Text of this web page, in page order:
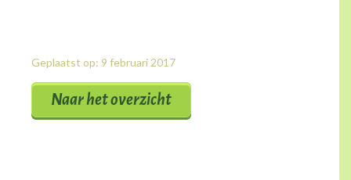
Geplaatst op: 9 februari 2017
Naar het overzicht